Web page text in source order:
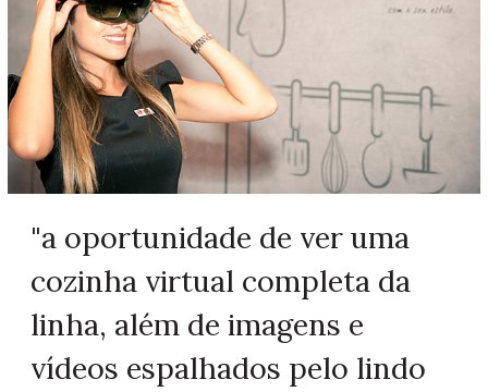
"a oportunidade de ver uma
cozinha virtual completa da
linha, além de imagens e
vídeos espalhados pelo lindo